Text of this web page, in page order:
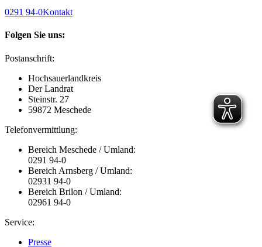
0291 94-0Kontakt
Folgen Sie uns:
Postanschrift:
Hochsauerlandkreis
Der Landrat
Steinstr. 27
59872 Meschede
Telefonvermittlung:
Bereich Meschede / Umland:
0291 94-0
Bereich Arnsberg / Umland:
02931 94-0
Bereich Brilon / Umland:
02961 94-0
Service:
Presse